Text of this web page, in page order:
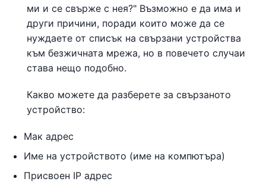
ми и се свърже с нея?" Възможно е да има и
други причини, поради които може да се
нуждаете от списък на свързани устройства
към безжичната мрежа, но в повечето случаи
става нещо подобно.
Какво можете да разберете за свързаното
устройство:
Мак адрес
Име на устройството (име на компютъра)
Присвоен IP адрес